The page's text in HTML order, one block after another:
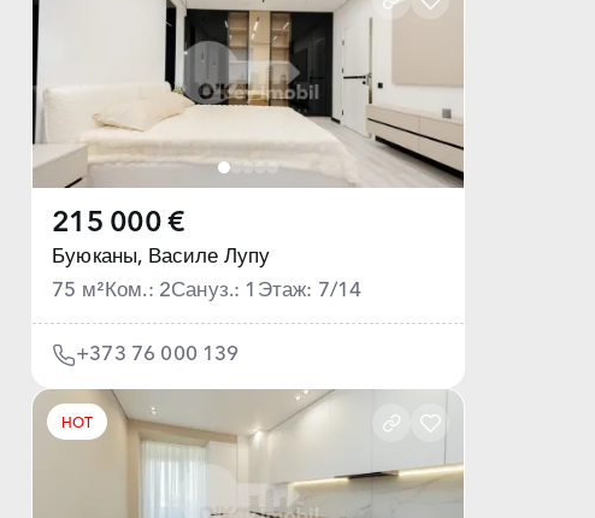
215 000 €
Буюканы, Василе Лупу
75 м² Ком.: 2Сануз.: 1 Этаж: 7/14
+373 76 000 139
HOT